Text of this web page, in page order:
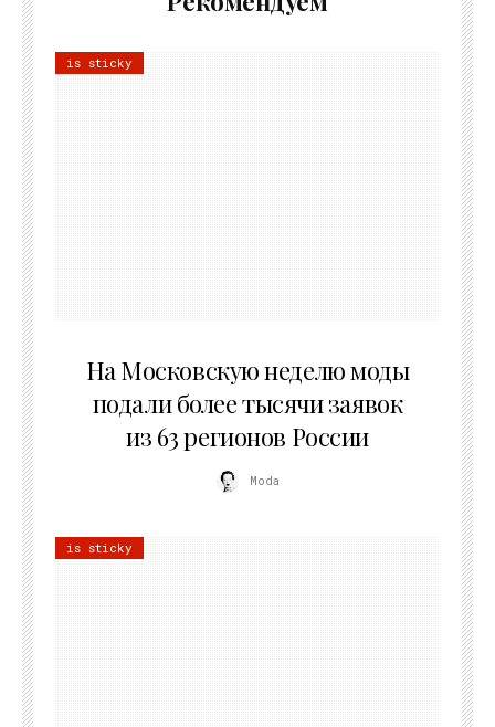
is sticky
На Московскую неделю моды
подали более тысячи заявок
из 63 регионов России
Moda
is sticky